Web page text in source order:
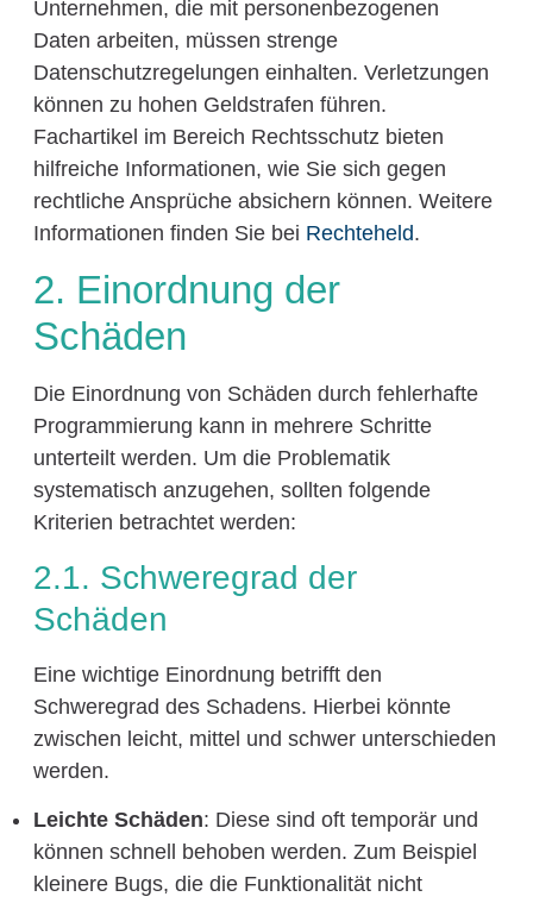
Unternehmen, die mit personenbezogenen
Daten arbeiten, müssen strenge
Datenschutzregelungen einhalten. Verletzungen
können zu hohen Geldstrafen führen.
Fachartikel im Bereich Rechtsschutz bieten
hilfreiche Informationen, wie Sie sich gegen
rechtliche Ansprüche absichern können. Weitere
Informationen finden Sie bei Rechteheld.
2. Einordnung der
Schäden
Die Einordnung von Schäden durch fehlerhafte
Programmierung kann in mehrere Schritte
unterteilt werden. Um die Problematik
systematisch anzugehen, sollten folgende
Kriterien betrachtet werden:
2.1. Schweregrad der
Schäden
Eine wichtige Einordnung betrifft den
Schweregrad des Schadens. Hierbei könnte
zwischen leicht, mittel und schwer unterschieden
werden.
Leichte Schäden: Diese sind oft temporär und
können schnell behoben werden. Zum Beispiel
kleinere Bugs, die die Funktionalität nicht